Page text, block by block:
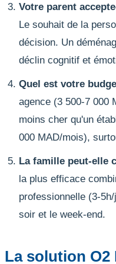
Votre parent
Le souhait de la
décision. Un
déclin cognitif et
Quel est votre
agence (3 500-7 000
moins cher qu'un
000 MAD/mois),
La famille peut-elle
la plus efficace
professionnelle (3-
soir et le week-end.
La solution O2